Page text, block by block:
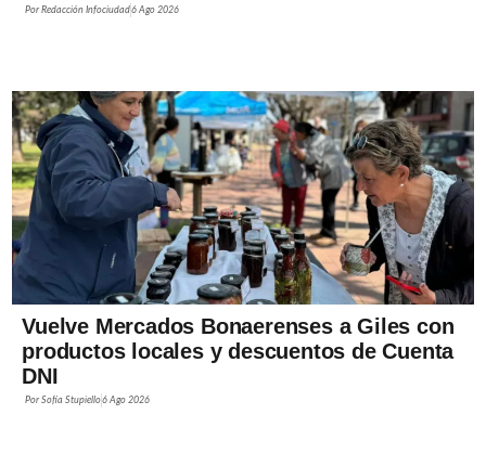
PorRedacción Infociudad6 Ago 2026
Vuelve Mercados Bonaerenses a Giles con
productos locales y descuentos de Cuenta
DNI
PorSofía Stupiello6 Ago 2026